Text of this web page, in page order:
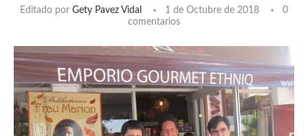
Editado por Gety Pavez Vidal 1 de Octubre de 2018
0
comentarios